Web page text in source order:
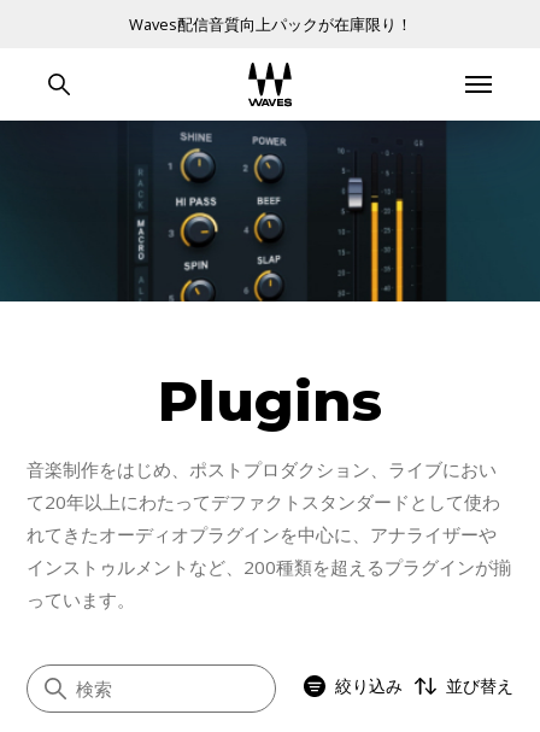
Waves配信音質向上パックが在庫限り！
Plugins
音楽制作をはじめ、ポストプロダクション、ライブにおい
て20年以上にわたってデファクトスタンダードとして使わ
れてきたオーディオプラグインを中心に、アナライザーや
インストゥルメントなど、200種類を超えるプラグインが揃
っています。
絞り込み 並び替え